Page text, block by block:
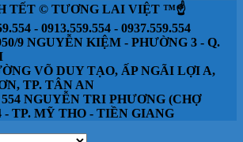
TẾT © TƯƠNG LAI VIỆT ™☝️
- 0913.559.554 - 0937.559.554
9 NGUYỄN KIỆM - PHƯỜNG 3 - Q.
VÕ DUY TẠO, ẤP NGÃI LỢI A,
TP. TÂN AN
NGUYỄN TRI PHƯƠNG (CHỢ
- TP. MỸ THO - TIỀN GIANG